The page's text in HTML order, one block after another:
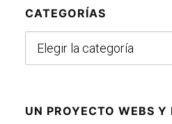
CATEGORÍAS
UN PROYECTO WEBS